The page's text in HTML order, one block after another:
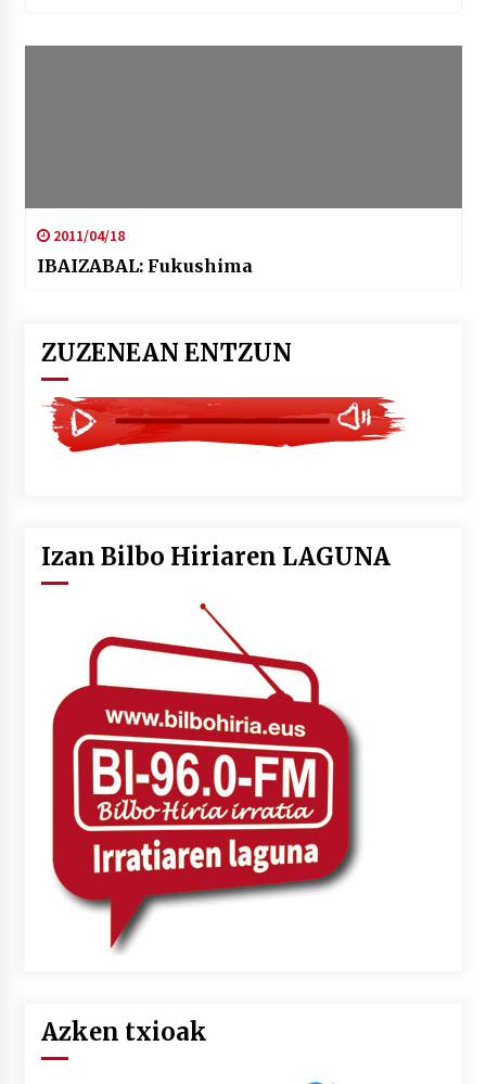
2011/04/18
IBAIZABAL: Fukushima
ZUZENEAN ENTZUN
Izan Bilbo Hiriaren LAGUNA
Azken txioak